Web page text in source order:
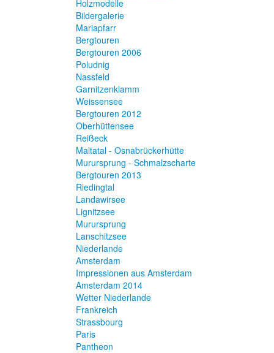
Holzmodelle
Bildergalerie
Mariapfarr
Bergtouren
Bergtouren 2006
Poludnig
Nassfeld
Garnitzenklamm
Weissensee
Bergtouren 2012
Oberhüttensee
Reißeck
Maltatal - Osnabrückerhütte
Murursprung - Schmalzscharte
Bergtouren 2013
Riedingtal
Landawirsee
Lignitzsee
Murursprung
Lanschitzsee
Niederlande
Amsterdam
Impressionen aus Amsterdam
Amsterdam 2014
Wetter Niederlande
Frankreich
Strassbourg
Paris
Pantheon